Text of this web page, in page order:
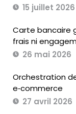
15 juillet 2026
Carte bancaire
frais ni
26 mai 2026
Orchestration
e‑commerce
27 avril 2026